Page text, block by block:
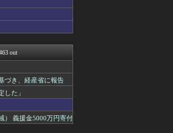
ト - ガー...
のサイト?
＠2ちゃんね...
噂
る噂
out
づき、経産省に報告
た」
） 義援金5000万円寄付